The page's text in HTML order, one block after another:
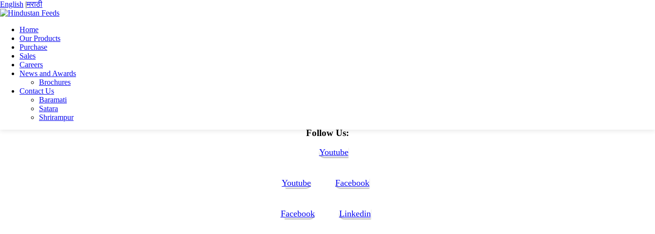
English |मराठी
Home
Our Products
Purchase
Sales
Careers
News and Awards
Brochures
Contact Us
Baramati
Satara
Shrirampur
Home
Vinay Ravindra Kanago
vinay kanago
vinay kanago
vinay kanago
Follow Us:
Youtube
Youtube Facebook
Facebook Linkedin